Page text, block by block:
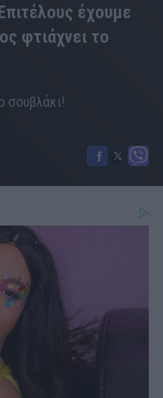
έχουμε
φτιάχνει το
σουβλάκι!